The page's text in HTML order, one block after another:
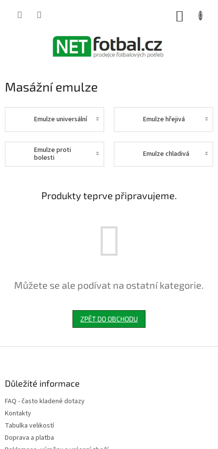
Masážní emulze
Emulze universální Emulze hřejivá
Emulze proti
bolesti
Emulze chladivá
Produkty teprve připravujeme.
Můžete se ale podívat na ostatní kategorie.
ZPĚT DO OBCHODU
Důležité informace
FAQ - často kladené dotazy
Kontakty
Tabulka velikostí
Doprava a platba